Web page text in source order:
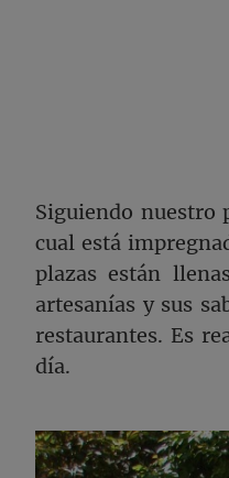
Siguiendo nuestro
cual está
plazas están
artesanías y sus
restaurantes. Es
día.